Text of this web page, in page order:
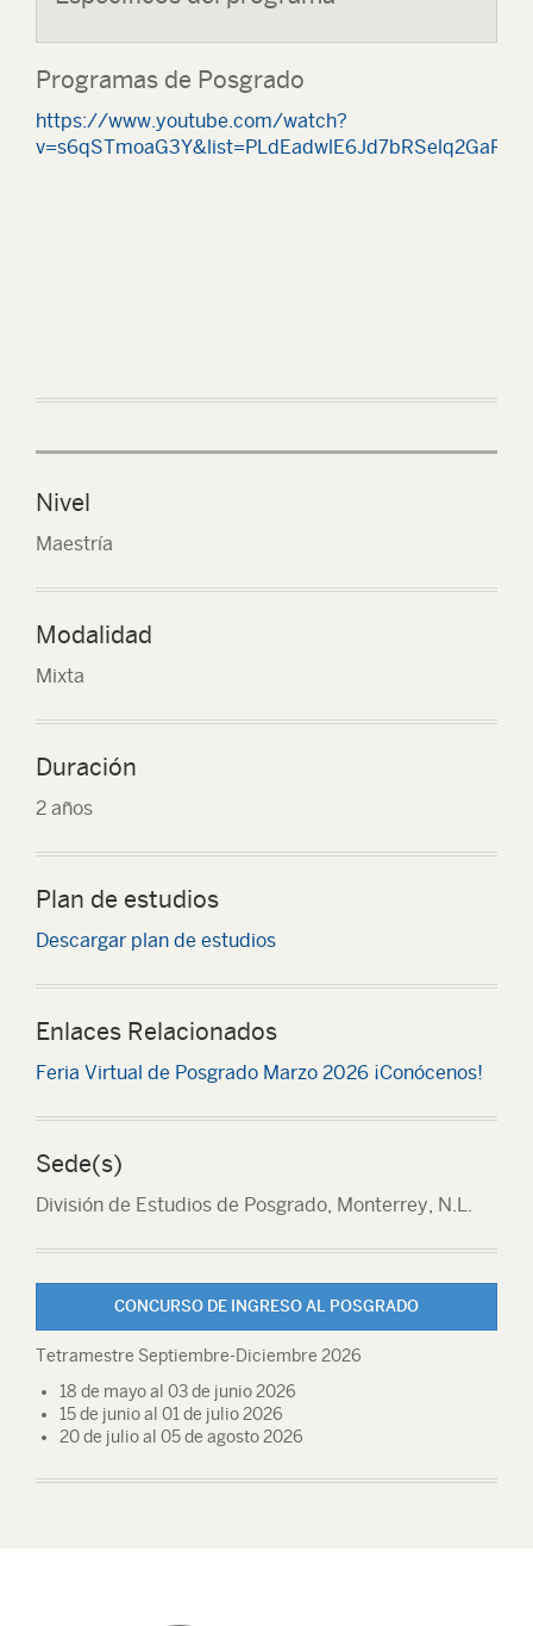
Programas de Posgrado
https://www.youtube.com/watch?
Nivel
Maestría
Modalidad
Mixta
Duración
2 años
Plan de estudios
Descargar plan de estudios
Enlaces Relacionados
Feria Virtual de Posgrado Marzo 2026 ¡Conócenos!
Sede(s)
División de Estudios de Posgrado, Monterrey, N.L.
CONCURSO DE INGRESO AL POSGRADO
Tetramestre Septiembre-Diciembre 2026
18 de mayo al 03 de junio 2026
15 de junio al 01 de julio 2026
20 de julio al 05 de agosto 2026